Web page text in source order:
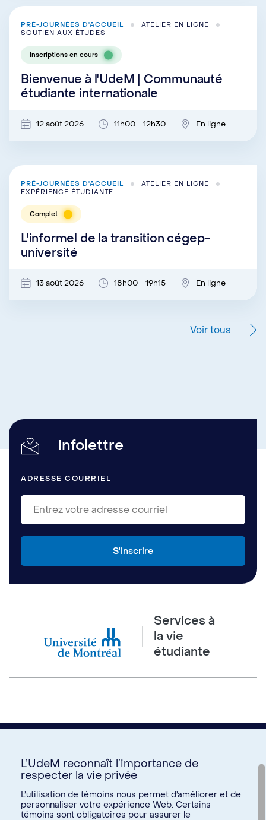
PRÉ-JOURNÉES D'ACCUEIL
ATELIER EN LIGNE
SOUTIEN AUX ÉTUDES
Inscriptions en cours
Bienvenue à l'UdeM | Communauté
étudiante internationale
12 août 2026 11h00 - 12h30 En ligne
PRÉ-JOURNÉES D'ACCUEIL
ATELIER EN LIGNE
EXPÉRIENCE ÉTUDIANTE
Complet
L'informel de la transition cégep-
université
13 août 2026 18h00 - 19h15 En ligne
Voir tous
Infolettre
ADRESSE COURRIEL
Services à
la vie
étudiante
Nous joindre
Voir tous les liens
L’UdeM reconnaît l’importance de
respecter la vie privée
L’utilisation de témoins nous permet d’améliorer et de
personnaliser votre expérience Web. Certains
témoins sont obligatoires pour assurer le